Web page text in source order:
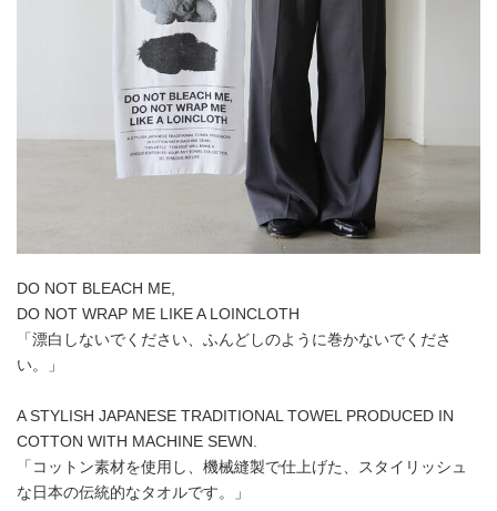
DO NOT BLEACH ME,
DO NOT WRAP ME LIKE A LOINCLOTH
「漂白しないでください、ふんどしのように巻かないでくださ
い。」
A STYLISH JAPANESE TRADITIONAL TOWEL PRODUCED IN
COTTON WITH MACHINE SEWN.
「コットン素材を使用し、機械縫製で仕上げた、スタイリッシュ
な日本の伝統的なタオルです。」